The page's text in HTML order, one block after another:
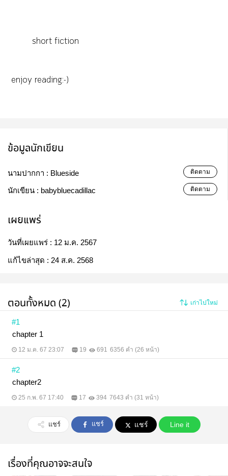
short fiction
enjoy reading:-)
ข้อมูลนักเขียน
นามปากกา : Blueside ติดตาม
นักเขียน : babybluecadillac ติดตาม
เผยแพร่
วันที่เผยแพร่ : 12 ม.ค. 2567
แก้ไขล่าสุด : 24 ส.ค. 2568
ตอนทั้งหมด (2) เก่าไปใหม่
#1
chapter 1
12 ม.ค. 67 23:07 19 691 6356 คำ (26 หน้า)
#2
chapter2
25 ก.พ. 67 17:40 17 394 7643 คำ (31 หน้า)
แชร์ แชร์ แชร์ Line it
เรื่องที่คุณอาจจะสนใจ